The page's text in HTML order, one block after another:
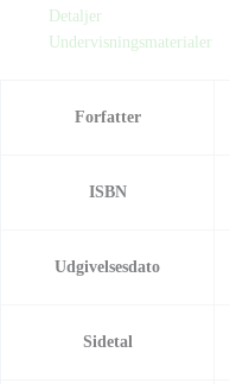
Detaljer
Undervisningsmaterialer
Forfatter
ISBN
Udgivelsesdato
Sidetal